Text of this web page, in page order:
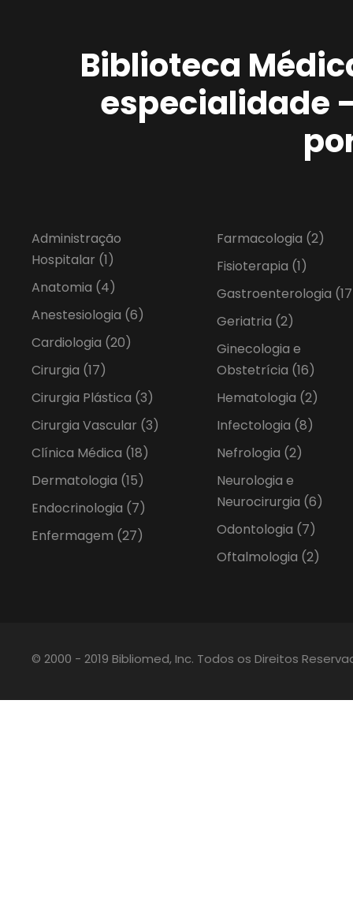
Biblioteca
especialidade
Administração
Hospitalar (1)
Anatomia (4)
Anestesiologia (6)
Cardiologia (20)
Cirurgia (17)
Cirurgia Plástica (3)
Cirurgia Vascular (3)
Clínica Médica (18)
Dermatologia (15)
Endocrinologia (7)
Enfermagem (27)
Farmacologia (2)
Fisioterapia (1)
Gastroenterologia
Geriatria (2)
Ginecologia e
Obstetrícia (16)
Hematologia (2)
Infectologia (8)
Nefrologia (2)
Neurologia e
Neurocirurgia (6)
Odontologia (7)
Oftalmologia (2)
© 2000 - 2019 Bibliomed, Inc. Todos os Direitos